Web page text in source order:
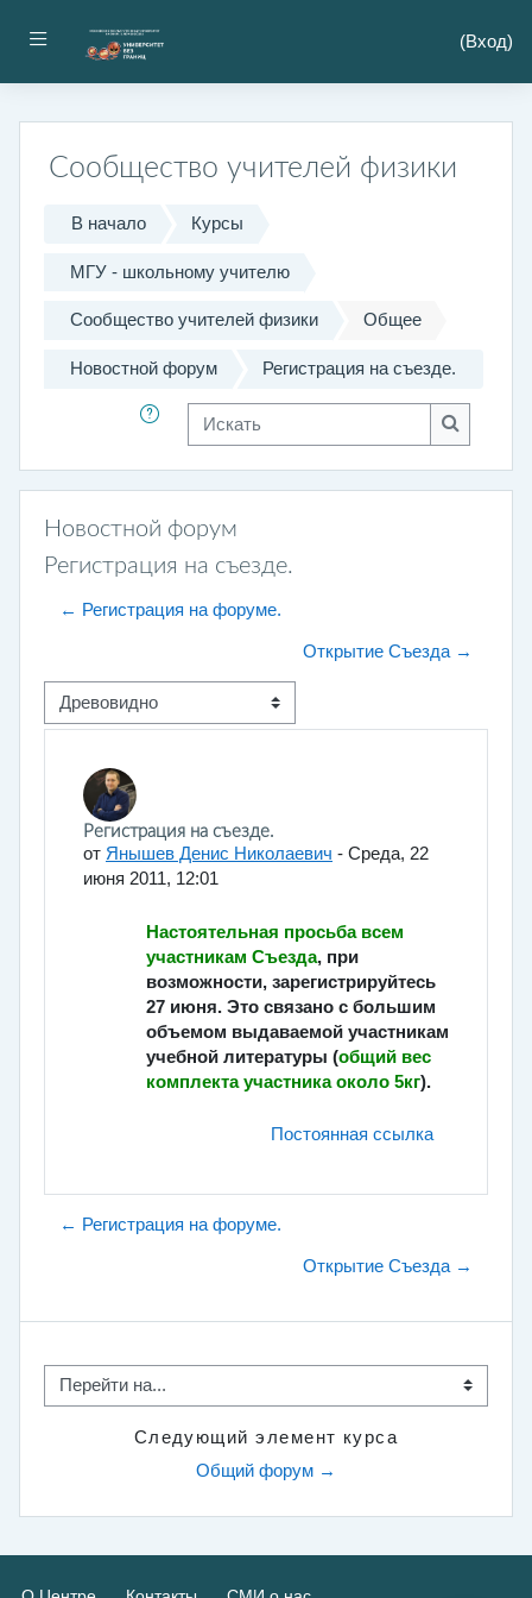
Боковая панель (Вход)
Сообщество учителей физики
В начало Курсы
МГУ - школьному учителю
Сообщество учителей физики Общее
Новостной форум Регистрация на съезде.
Искать
Искать
Новостной форум
Регистрация на съезде.
← Регистрация на форуме.
Открытие Съезда →
Режим отображения
Регистрация на съезде.
от Янышев Денис Николаевич - Среда, 22
июня 2011, 12:01
Количество ответов: 0
Настоятельная просьба всем
участникам Съезда, при
возможности, зарегистрируйтесь
27 июня. Это связано с большим
объемом выдаваемой участникам
учебной литературы (общий вес
комплекта участника около 5кг).
Постоянная ссылка
← Регистрация на форуме.
Открытие Съезда →
Перейти на...
Следующий элемент курса
Общий форум →